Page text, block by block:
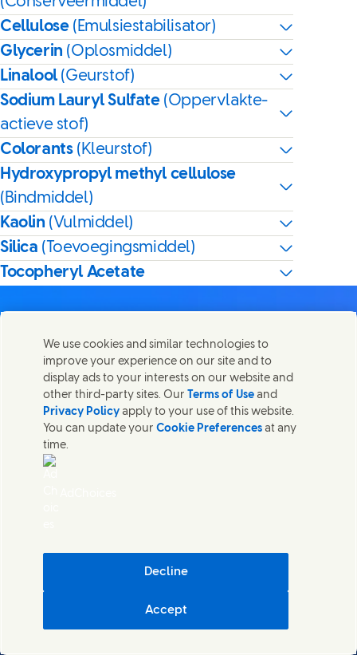
Cellulose (Emulsiestabilisator)
Glycerin (Oplosmiddel)
Linalool(Geurstof)
Sodium Lauryl Sulfate (Oppervlakte-
actieve stof)
Colorants (Kleurstof)
Hydroxypropyl methyl cellulose
(Bindmiddel)
Kaolin (Vulmiddel)
Silica (Toevoegingsmiddel)
Tocopheryl Acetate
Deel deze pagina
Share this page on Facebook
Share this page on X
Share this page on Linked In
Share this page on E-
Contact
Neem contact op met Unilever en onze teams.
Contact ons
Cosmetic ingredient database - European Commission
We use cookies and similar technologies to
improve your experience on our site and to
display ads to your interests on our website and
other third-party sites. Our Terms of Use and
Privacy Policy apply to your use of this website.
You can update yourCookie Preferences at any
time.
Decline
Accept